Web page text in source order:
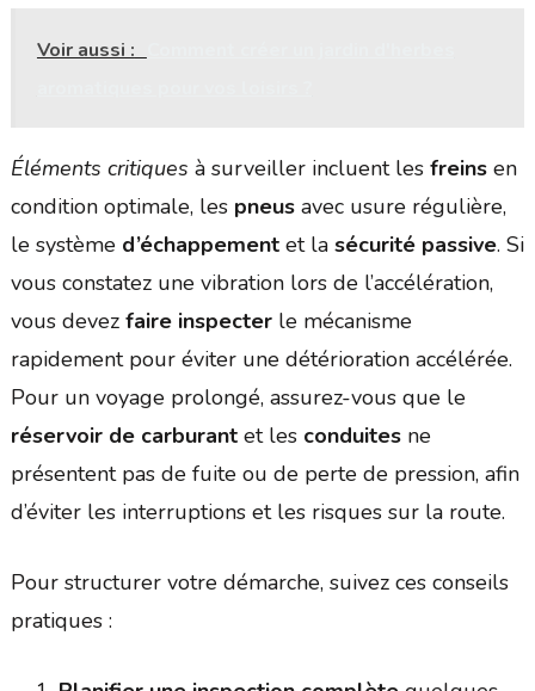
Voir aussi :
Éléments critiques à surveiller incluent les freinsen
condition optimale, les pneusavec usure régulière,
le système d’échappementet la sécurité passive. Si
vous constatez une vibration lors de l’accélération,
vous devez faire inspecterle mécanisme
rapidement pour éviter une détérioration accélérée.
Pour un voyage prolongé, assurez-vous que le
réservoir de carburantet les conduitesne
présentent pas de fuite ou de perte de pression, afin
d’éviter les interruptions et les risques sur la route.
Pour structurer votre démarche, suivez ces conseils
pratiques :